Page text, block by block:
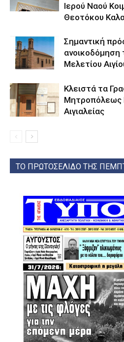
Ιερού Ναού
Θεοτόκου
Σημαντική
ανοικοδόμηση
Μελετίου
Κλειστά τα
Μητροπόλεως
Αιγιαλείας
ΤΟ ΠΡΩΤΟΣΕΛΙΔΟ ΤΗΣ